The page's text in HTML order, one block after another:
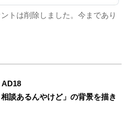
AD18
相談あるんやけど」の背景を描き